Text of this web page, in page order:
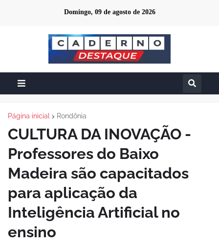
Domingo, 09 de agosto de 2026
Página inicial Rondônia
CULTURA DA INOVAÇÃO -
Professores do Baixo
Madeira são capacitados
para aplicação da
Inteligência Artificial no
ensino